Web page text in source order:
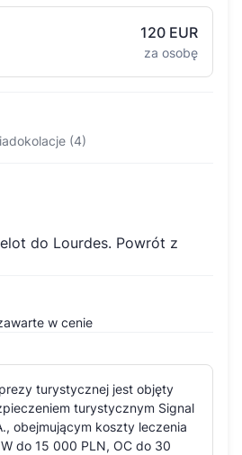
120 EUR
za osobę
(4)
do Lourdes. Powrót z
w cenie
turystycznej jest objęty
turystycznym Signal
obejmującym koszty leczenia
do 15 000 PLN, OC do 30